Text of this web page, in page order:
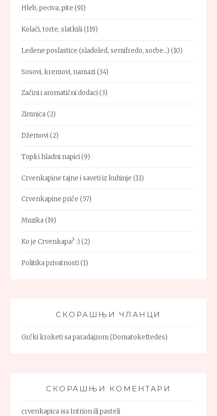
Hleb, peciva, pite (91)
Kolači, torte, slatkiši(119)
Ledene poslastice (sladoled, semifredo, sorbe…) (10)
Sosovi, kremovi, namazi(34)
Začini i aromatični dodaci(3)
Zimnica(2)
Džemovi(2)
Topli i hladni napici(9)
Crvenkapine tajne i saveti iz kuhinje (11)
Crvenkapine priče (57)
Muzika(19)
Ko je Crvenkapa? :) (2)
Politika privatnosti(1)
СКОРАШЊИ ЧЛАНЦИ
Grčki kroketi sa paradajzom (Domatokeftedes)
СКОРАШЊИ КОМЕНТАРИ
crvenkapica наIntrion ili pasteli